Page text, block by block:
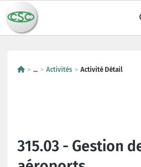
... Activités Activité Détail
315.03 - Gestion